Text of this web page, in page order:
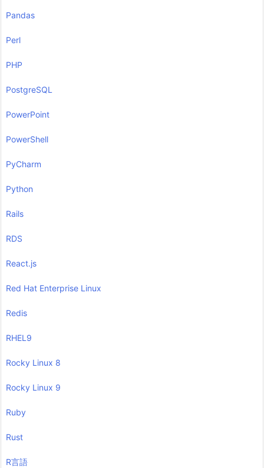
Pandas
Perl
PHP
PostgreSQL
PowerPoint
PowerShell
PyCharm
Python
Rails
RDS
React.js
Red Hat Enterprise Linux
Redis
RHEL9
Rocky Linux 8
Rocky Linux 9
Ruby
Rust
R言語